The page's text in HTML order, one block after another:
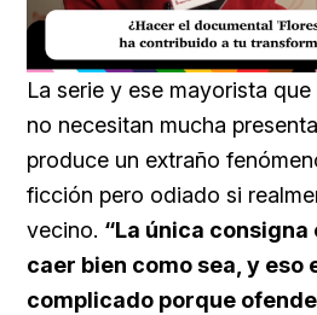
Unmute Loaded:
20.99%
La serie y ese mayorista
no necesitan mucha
produce un extraño
ficción pero odiado si
vecino. “La única
caer bien como sea, y eso
complicado porque